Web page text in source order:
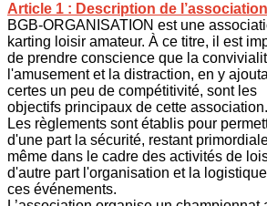
Article 1 : Description de l’association
BGB-ORGANISATION est une
karting loisir amateur. À ce titre, il est
de prendre conscience que la
l'amusement et la distraction, en y
certes un peu de compétitivité, sont les
objectifs principaux de cette association.
Les règlements sont établis pour
d'une part la sécurité, restant
même dans le cadre des activités de
d'autre part l'organisation et la
ces événements.